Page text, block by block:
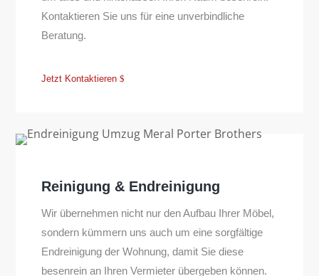
Kontaktieren Sie uns für eine unverbindliche
Beratung.
Jetzt Kontaktieren
Reinigung & Endreinigung
Wir übernehmen nicht nur den Aufbau Ihrer Möbel,
sondern kümmern uns auch um eine sorgfältige
Endreinigung der Wohnung, damit Sie diese
besenrein an Ihren Vermieter übergeben können.